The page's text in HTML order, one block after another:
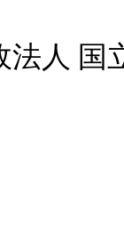
法人 国